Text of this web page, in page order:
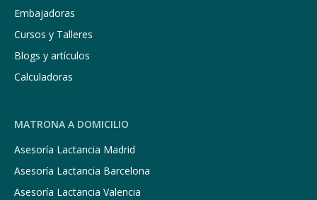
Embajadoras
Cursos y Talleres
Blogs y artículos
Calculadoras
MATRONA A DOMICILIO
Asesoría Lactancia Madrid
Asesoría Lactancia Barcelona
Asesoría Lactancia Valencia